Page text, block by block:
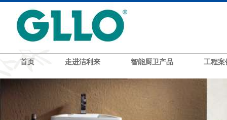
首页 走进洁利来 智能厨卫产品 工程案